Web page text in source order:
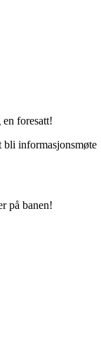
foresatt!
bli informasjonsmøte
på banen!